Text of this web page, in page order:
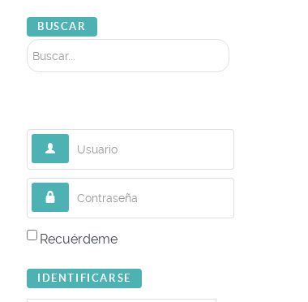
BUSCAR
Contraseña
Recuérdeme
IDENTIFICARSE